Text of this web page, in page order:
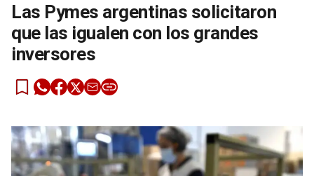
Las Pymes argentinas solicitaron
que las igualen con los grandes
inversores